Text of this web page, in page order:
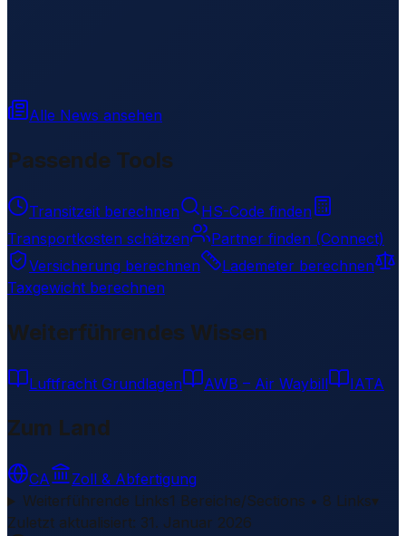
Alle News ansehen
Passende Tools
Transitzeit berechnen
HS-Code finden
Transportkosten schätzen
Partner finden (Connect)
Versicherung berechnen
Lademeter berechnen
Taxgewicht berechnen
Weiterführendes Wissen
Luftfracht Grundlagen AWB – Air Waybill IATA
Zum Land
CA
Zoll & Abfertigung
Weiterführende Links1 Bereiche/Sections • 8 Links▾
Zuletzt aktualisiert: 31. Januar 2026